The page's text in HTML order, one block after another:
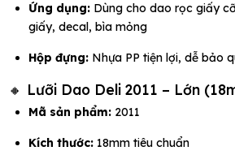
Ứng dụng: Dùng cho dao rọc giấy
giấy, decal, bìa mỏng
Hộp đựng: Nhựa PP tiện lợi, dễ bảo
🔸 Lưỡi Dao Deli 2011 – Lớn
Mã sản phẩm: 2011
Kích thước: 18mm tiêu chuẩn